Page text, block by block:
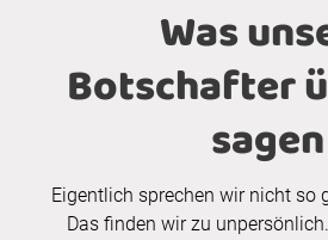
Was
Botschafter
sagen
Eigentlich sprechen wir nicht so
Das finden wir zu